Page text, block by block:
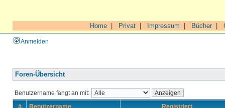
Home Privat Impressum Bücher|
Anmelden
Foren-Übersicht
Benutzername fängt an mit:
# Benutzername Registriert